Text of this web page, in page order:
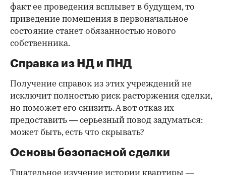
факт ее проведения всплывет в будущем, то
приведение помещения в первоначальное
состояние станет обязанностью нового
собственника.
Справка из НД и ПНД
Получение справок из этих учреждений не
исключит полностью риск расторжения сделки,
но поможет его снизить. А вот отказ их
предоставить — серьезный повод задуматься:
может быть, есть что скрывать?
Основы безопасной сделки
Тщательное изучение истории квартиры —